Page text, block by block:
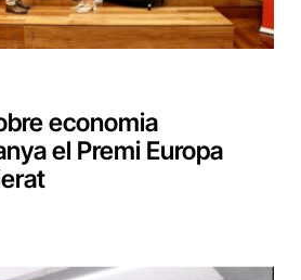
economia
el Premi Europa